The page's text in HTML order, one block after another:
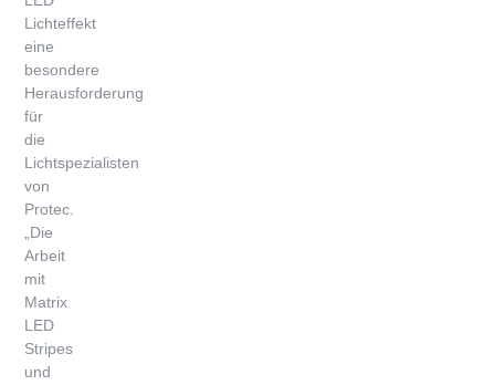
Lichteffekt
eine
besondere
Herausforderung
für
die
Lichtspezialisten
von
Protec.
„Die
Arbeit
mit
Matrix
LED
Stripes
und